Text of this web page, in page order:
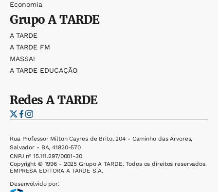
Economia
GrupoA TARDE
A TARDE
A TARDE FM
MASSA!
A TARDE EDUCAÇÃO
RedesA TARDE
Rua Professor Milton Cayres de Brito, 204 - Caminho das Árvores,
Salvador - BA, 41820-570
CNPJ nº 15.111.297/0001-30
Copyright © 1996 - 2025 Grupo A TARDE. Todos os direitos reservados.
EMPRESA EDITORA A TARDE S.A.
Desenvolvido por: